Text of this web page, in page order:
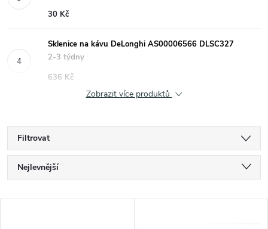
30 Kč
Sklenice na kávu DeLonghi AS00006566 DLSC327
2-3 týdny
636 Kč
Zobrazit více produktů
Filtrovat
Ř
a
Nejlevnější